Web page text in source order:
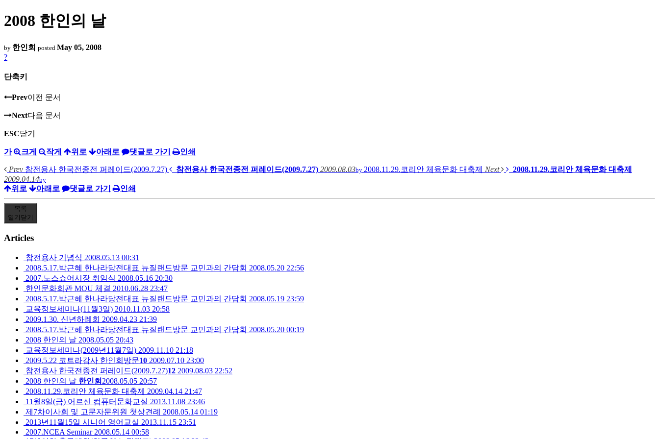
2008 한인의 날
by 한인회 posted May 05, 2008
?
단축키
Prev이전 문서
Next다음 문서
ESC닫기
가 크게 작게 위로 아래로 댓글로 가기 인쇄
Prev 참전용사 한국전종전 퍼레이드(2009.7.27) 참전용사 한국전종전 퍼레이드(2009.7.27) 2009.08.03by 2008.11.29.코리안 체육문화 대축제 Next
2008.11.29.코리안 체육문화 대축제
2009.04.14by
위로 아래로 댓글로 가기 인쇄
목록
열기 닫기
Articles
참전용사 기념식 2008.05.13 00:31
2008.5.17.박근혜 한나라당전대표 뉴질랜드방문 교민과의 간담회 2008.05.20 22:56
2007.노스쇼어시장 취임식 2008.05.16 20:30
한인문화회관 MOU 체결 2010.06.28 23:47
2008.5.17.박근혜 한나라당전대표 뉴질랜드방문 교민과의 간담회 2008.05.19 23:59
교육정보세미나(11월3일) 2010.11.03 20:58
2009.1.30. 신년하례회 2009.04.23 21:39
2008.5.17.박근혜 한나라당전대표 뉴질랜드방문 교민과의 간담회 2008.05.20 00:19
2008 한인의 날 2008.05.05 20:43
교육정보세미나(2009년11월7일) 2009.11.10 21:18
2009.5.22 코트라감사 한인회방문10 2009.07.10 23:00
참전용사 한국전종전 퍼레이드(2009.7.27)12 2009.08.03 22:52
2008 한인의 날 한인회 2008.05.05 20:57
2008.11.29.코리안 체육문화 대축제 2009.04.14 21:47
11월8일(금) 어르신 컴퓨터문화교실 2013.11.08 23:46
제7차이사회 및 고문자문위원 첫상견례 2008.05.14 01:19
2013년11월15일 시니어 영어교실 2013.11.15 23:51
2007.NCEA Seminar 2008.05.14 00:58